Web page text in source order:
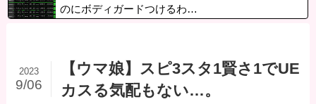
のにボディガードつけるわ…
【ウマ娘】スピ3スタ1賢さ1でUE
カスる気配もない…。
2023
9/06